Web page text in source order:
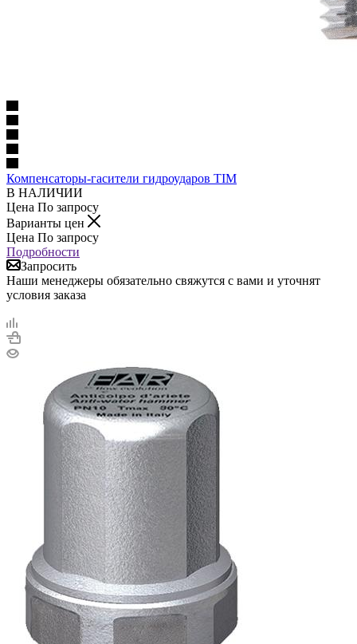
Компенсаторы-гасители гидроударов TIM
В НАЛИЧИИ
Цена По запросу
Варианты цен
Цена По запросу
Подробности
Запросить
Наши менеджеры обязательно свяжутся с вами и уточнят
условия заказа